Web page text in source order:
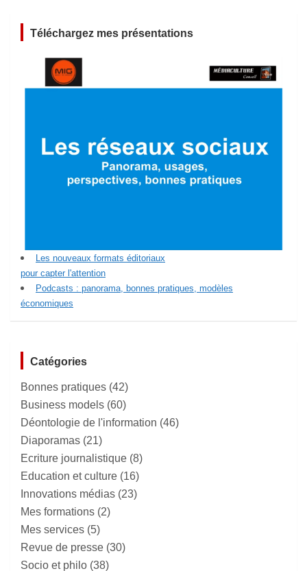
Téléchargez mes présentations
Les nouveaux formats éditoriaux
pour capter l'attention
Podcasts : panorama, bonnes pratiques, modèles
économiques
Catégories
Bonnes pratiques (42)
Business models (60)
Déontologie de l'information (46)
Diaporamas (21)
Ecriture journalistique (8)
Education et culture (16)
Innovations médias (23)
Mes formations (2)
Mes services (5)
Revue de presse (30)
Socio et philo (38)